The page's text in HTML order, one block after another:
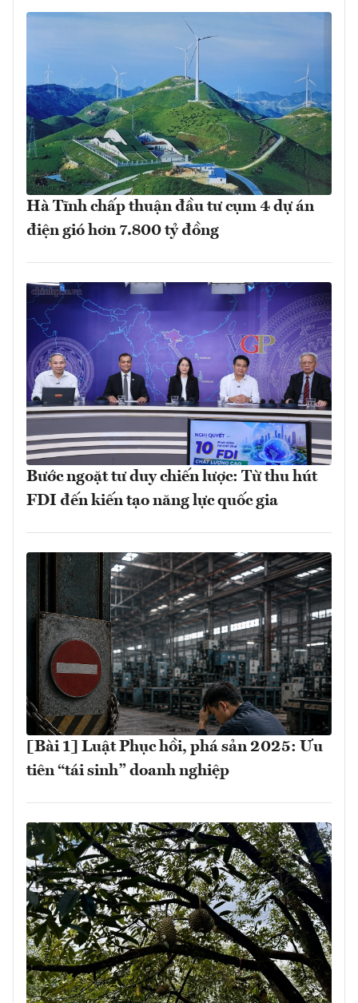
Hà Tĩnh chấp thuận đầu tư cụm 4 dự án
điện gió hơn 7.800 tỷ đồng
Bước ngoặt tư duy chiến lược: Từ thu hút
FDI đến kiến tạo năng lực quốc gia
[Bài 1] Luật Phục hồi, phá sản 2025: Ưu
tiên “tái sinh” doanh nghiệp